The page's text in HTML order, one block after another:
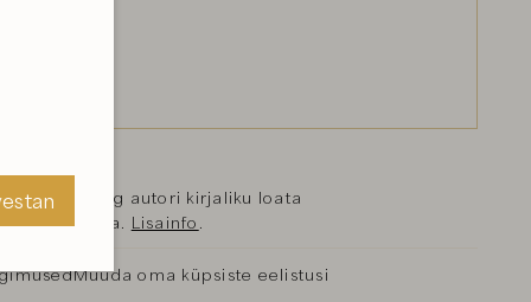
objekt ning autori kirjaliku loata
Lisainfo
Muuda oma küpsiste eelistusi